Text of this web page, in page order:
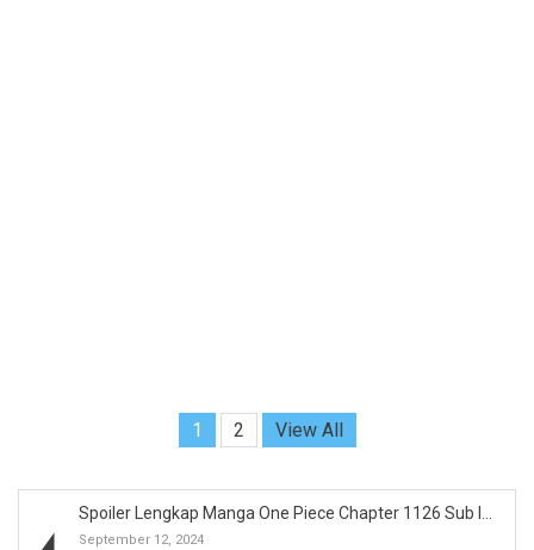
1 2 View All
Spoiler Lengkap Manga One Piece Chapter 1126 Sub I...
September 12, 2024